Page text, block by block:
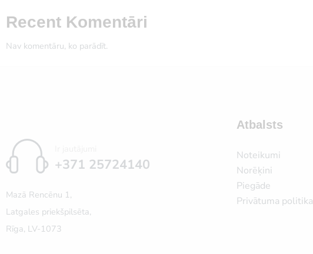
Recent Komentāri
Nav komentāru, ko parādīt.
+371 25724140
Mazā Rencēnu 1,
Latgales priekšpilsēta,
Rīga, LV-1073
Atbalsts
Noteikumi
Norēķini
Piegāde
Privātuma politika